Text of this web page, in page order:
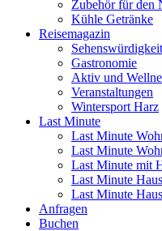
Zubehör für den
Kühle Getränke
Reisemagazin
Gastronomie
Aktiv und
Veranstaltungen
Wintersport Harz
Last Minute
Last Minute
Last Minute
Last Minute mit
Last Minute
Last Minute
Anfragen
Buchen